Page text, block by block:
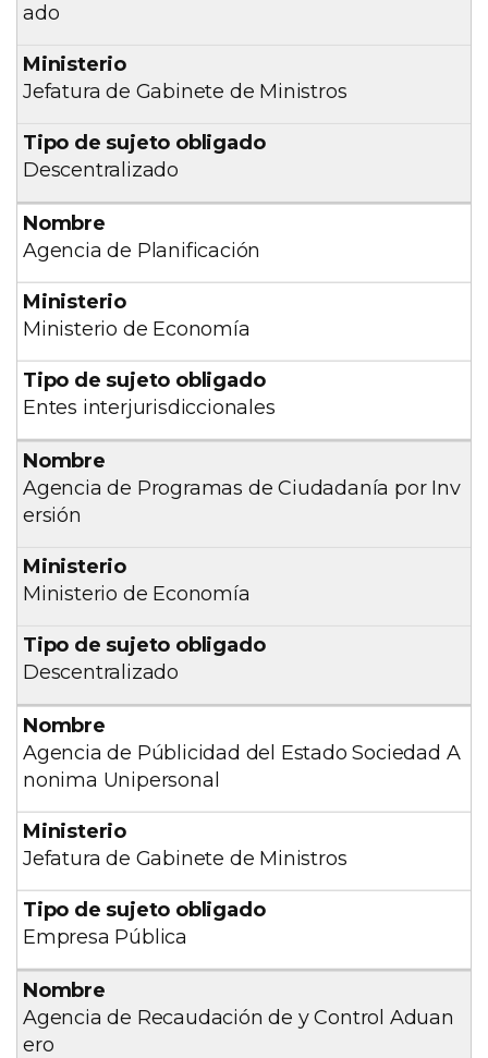
ado
Jefatura de Gabinete de Ministros
Descentralizado
Agencia de Planificación
Ministerio de Economía
Entes interjurisdiccionales
Agencia de Programas de Ciudadanía por Inv
ersión
Ministerio de Economía
Descentralizado
Agencia de Públicidad del Estado Sociedad A
nonima Unipersonal
Jefatura de Gabinete de Ministros
Empresa Pública
Agencia de Recaudación de y Control Aduan
ero